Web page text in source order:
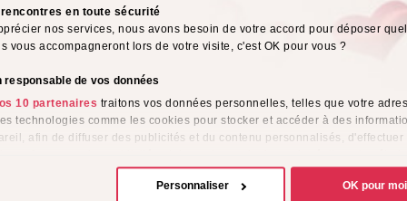
en toute sécurité
nos services, nous avons besoin de votre accord pour déposer
vous accompagneront lors de votre visite, c'est OK pour vous ?
responsable de vos données
10 partenaires traitons vos données personnelles, telles que votre
technologies comme les cookies pour stocker et accéder à des
afin de diffuser des publicités et du contenu personnalisés, d'effectuer
favorisant ainsi le développement de services. Vous avez le choix quant
de vos données et à leurs finalités. Vous pouvez modifier ou retirer votre
Personnaliser OK pour moi
sexuelle :
vestimentaire :